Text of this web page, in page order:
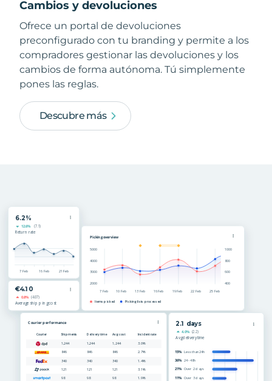
Cambios y devoluciones
Ofrece un portal de devoluciones
preconfigurado con tu branding y permite a los
compradores gestionar las devoluciones y los
cambios de forma autónoma. Tú simplemente
pones las reglas.
Descubre más